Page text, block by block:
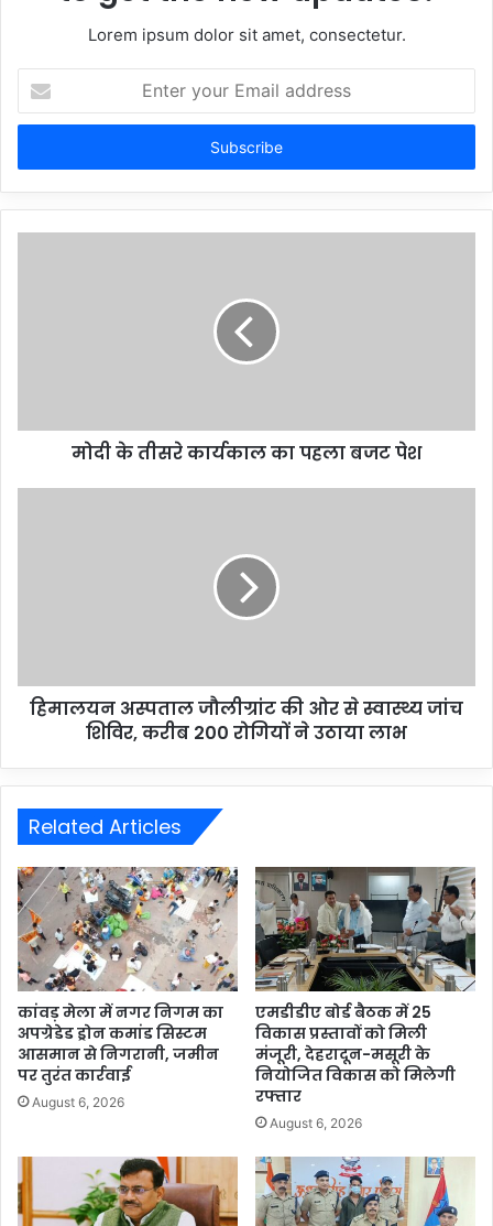
Lorem ipsum dolor sit amet, consectetur.
Enter
your
Email
मोदी के तीसरे कार्यकाल का पहला बजट पेश
हिमालयन अस्पताल जौलीग्रांट की ओर से स्वास्थ्य जांच
शिविर, करीब 200 रोगियों ने उठाया लाभ
Related Articles
कांवड़ मेला में नगर निगम का
अपग्रेडेड ड्रोन कमांड सिस्टम
आसमान से निगरानी, जमीन
पर तुरंत कार्रवाई
August 6, 2026
एमडीडीए बोर्ड बैठक में 25
विकास प्रस्तावों को मिली
मंजूरी, देहरादून-मसूरी के
नियोजित विकास को मिलेगी
रफ्तार
August 6, 2026